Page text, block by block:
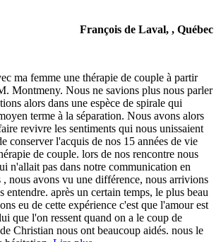
François de Laval, , Québec
ma femme une thérapie de couple à partir
Montmeny. Nous ne savions plus nous parler
alors dans une espèce de spirale qui
terme à la séparation. Nous avons alors
revivre les sentiments qui nous unissaient
conserver l'acquis de nos 15 années de vie
de couple. lors de nos rencontre nous
n'allait pas dans notre communication en
, nous avons vu une différence, nous arrivions
entendre. après un certain temps, le plus beau
eu de cette expérience c'est que l'amour est
que l'on ressent quand on a le coup de
Christian nous ont beaucoup aidés. nous le